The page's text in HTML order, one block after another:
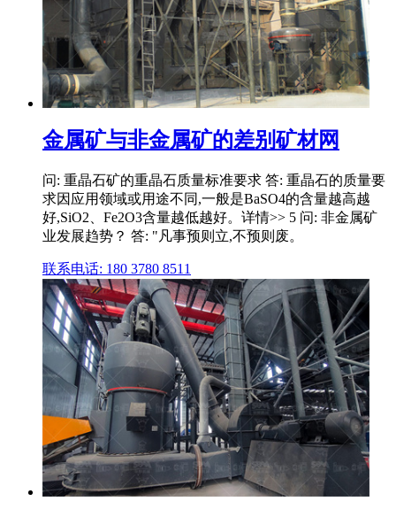
金属矿与非金属矿的差别矿材网
问: 重晶石矿的重晶石质量标准要求 答: 重晶石的质量要
求因应用领域或用途不同,一般是BaSO4的含量越高越
好,SiO2、Fe2O3含量越低越好。详情>> 5 问: 非金属矿
业发展趋势？ 答: "凡事预则立,不预则废。
联系电话: 180 3780 8511